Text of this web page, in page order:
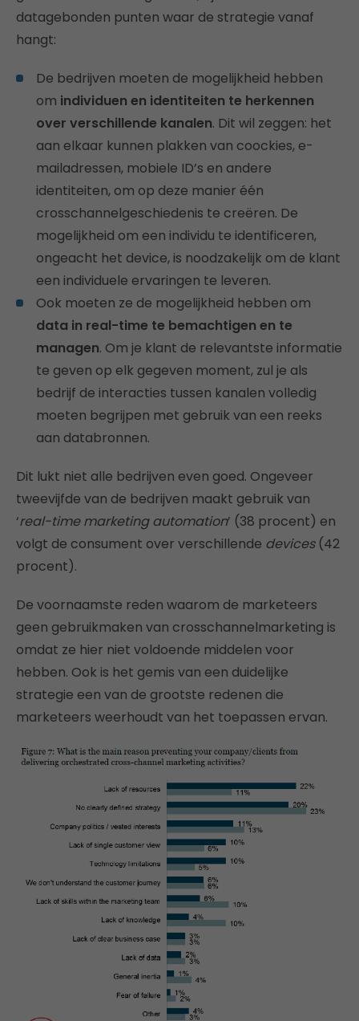
datagebonden punten waar de strategie vanaf
hangt:
De bedrijven moeten de mogelijkheid hebben
om individuen en identiteiten te herkennen
over verschillende kanalen. Dit wil zeggen: het
aan elkaar kunnen plakken van coockies, e-
mailadressen, mobiele ID’s en andere
identiteiten, om op deze manier één
crosschannelgeschiedenis te creëren. De
mogelijkheid om een individu te identificeren,
ongeacht het device, is noodzakelijk om de klant
een individuele ervaringen te leveren.
Ook moeten ze de mogelijkheid hebben om
data in real-time te bemachtigen en te
managen. Om je klant de relevantste informatie
te geven op elk gegeven moment, zul je als
bedrijf de interacties tussen kanalen volledig
moeten begrijpen met gebruik van een reeks
aan databronnen.
Dit lukt niet alle bedrijven even goed. Ongeveer
tweevijfde van de bedrijven maakt gebruik van
‘real-time marketing automation’ (38 procent) en
volgt de consument over verschillende devices (42
procent).
De voornaamste reden waarom de marketeers
geen gebruikmaken van crosschannelmarketing is
omdat ze hier niet voldoende middelen voor
hebben. Ook is het gemis van een duidelijke
strategie een van de grootste redenen die
marketeers weerhoudt van het toepassen ervan.